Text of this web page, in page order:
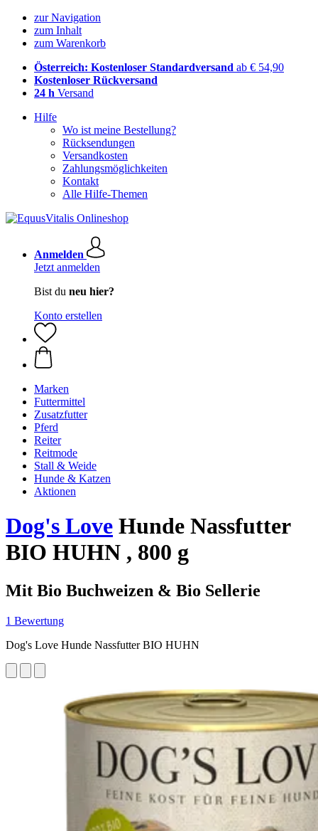
zur Navigation
zum Inhalt
zum Warenkorb
Österreich: Kostenloser Standardversand ab € 54,90
Kostenloser Rückversand
24 h Versand
Hilfe
Wo ist meine Bestellung?
Rücksendungen
Versandkosten
Zahlungsmöglichkeiten
Kontakt
Alle Hilfe-Themen
Anmelden
Jetzt anmelden
Bist du neu hier?
Konto erstellen
Marken
Futtermittel
Zusatzfutter
Pferd
Reiter
Reitmode
Stall & Weide
Hunde & Katzen
Aktionen
Dog's Love Hunde Nassfutter
BIO HUHN , 800 g
Mit Bio Buchweizen & Bio Sellerie
1 Bewertung
Dog's Love Hunde Nassfutter BIO HUHN